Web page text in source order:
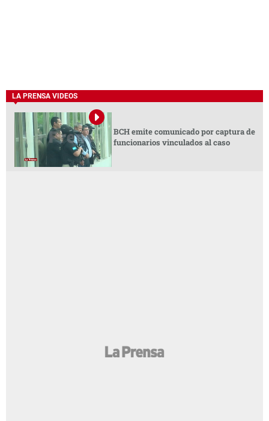
LA PRENSA VIDEOS
BCH emite comunicado por captura de
funcionarios vinculados al caso